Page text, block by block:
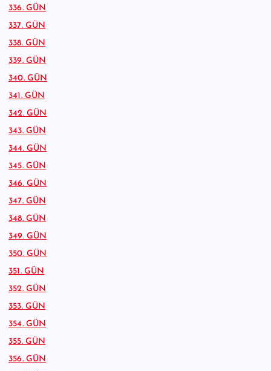
336. GÜN
337. GÜN
338. GÜN
339. GÜN
340. GÜN
341. GÜN
342. GÜN
343. GÜN
344. GÜN
345. GÜN
346. GÜN
347. GÜN
348. GÜN
349. GÜN
350. GÜN
351. GÜN
352. GÜN
353. GÜN
354. GÜN
355. GÜN
356. GÜN